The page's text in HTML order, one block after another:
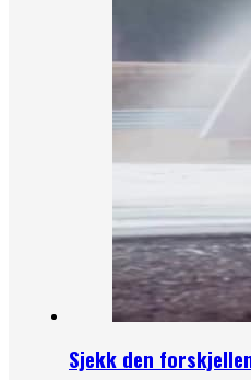
Sjekk den